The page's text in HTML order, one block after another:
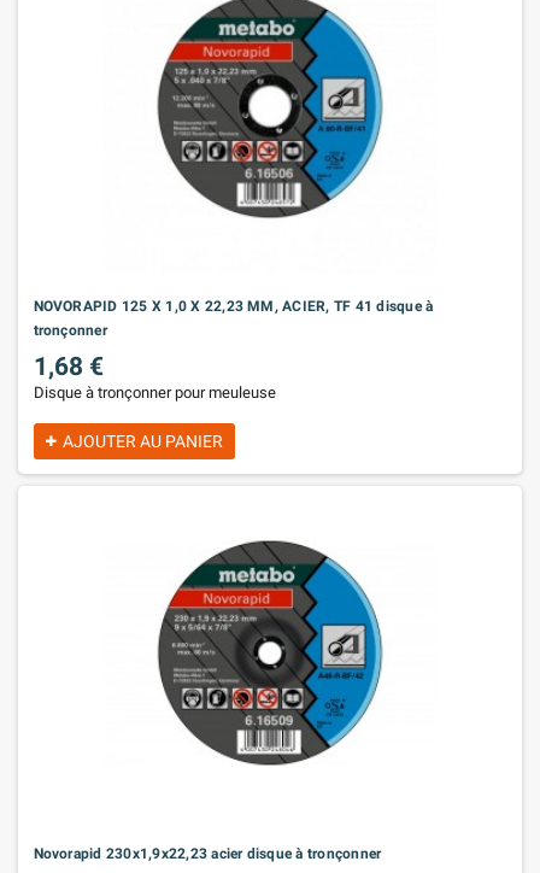
NOVORAPID 125 X 1,0 X 22,23 MM, ACIER, TF 41 disque à
tronçonner
1,68 €
Disque à tronçonner pour meuleuse
AJOUTER AU PANIER
Novorapid 230x1,9x22,23 acier disque à tronçonner